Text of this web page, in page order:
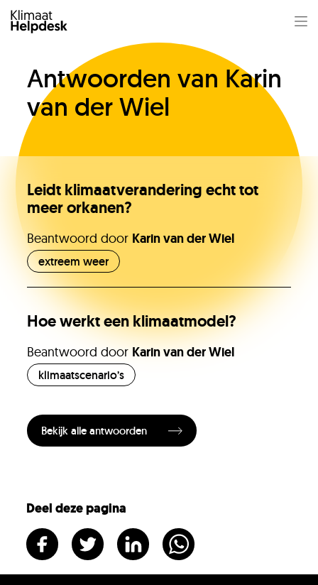
Antwoorden van Karin
van der Wiel
Leidt klimaatverandering echt tot
meer orkanen?
Beantwoord door Karin van der Wiel
extreem weer
Hoe werkt een klimaatmodel?
Beantwoord door Karin van der Wiel
klimaatscenario’s
Bekijk alle antwoorden
Deel deze pagina
Jullie vragen
Onze experts
Vacatures
KlimaatLesSnacks
KH Kids